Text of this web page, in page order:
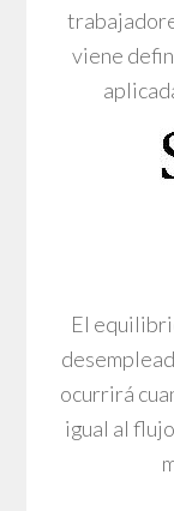
viene
El
ocurrirá
igual al